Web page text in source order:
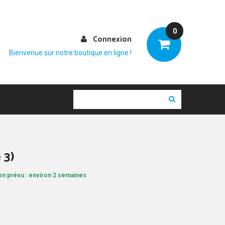
0
Connexion
Bienvenue sur notre boutique en ligne !
prévu : environ 2 semaines